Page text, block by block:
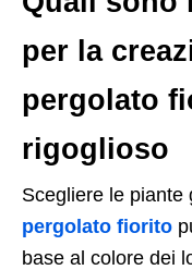
per la
pergolato
rigoglioso
Scegliere le piante
pergolato fiorito
base al colore dei